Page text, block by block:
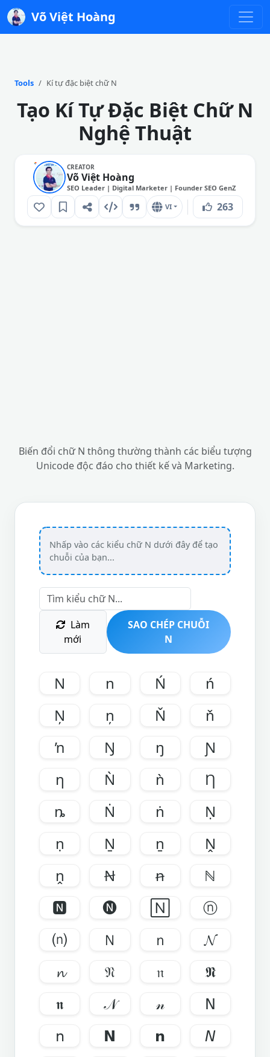
Võ Việt Hoàng
Tools Kí tự đặc biệt chữ N
Tạo Kí Tự Đặc Biệt Chữ N
Nghệ Thuật
CREATOR
Võ Việt Hoàng
SEO Leader | Digital Marketer | Founder SEO GenZ
VI 263
Biến đổi chữ N thông thường thành các biểu tượng
Unicode độc đáo cho thiết kế và Marketing.
Làm
mới
SAO CHÉP CHUỖI
N
N n Ń
ń
Ņ
ņ Ň
ň
ŉ
Ŋ ŋ
Ɲ
ƞ
Ǹ ǹ
Ƞ
ȵ
Ṅ ṅ
Ṇ
ṇ
Ṉ ṉ
Ṋ
ṋ
Ꞥ ꞥ
ℕ
🅽
🅝 🄽
ⓝ
⒩
Ｎ ｎ
𝓝
𝓷
𝔑 𝔫
𝕹
𝖓
𝒩 𝓃
𝖭
𝗇
𝗡 𝗻
𝘕